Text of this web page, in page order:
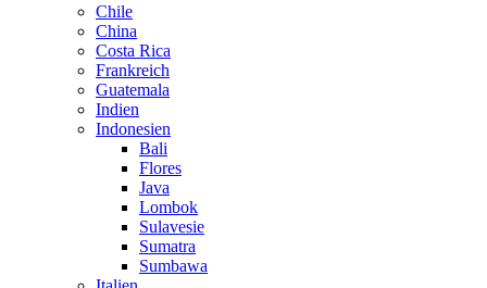
Chile
China
Costa Rica
Frankreich
Guatemala
Indien
Indonesien
Bali
Flores
Java
Lombok
Sulavesie
Sumatra
Sumbawa